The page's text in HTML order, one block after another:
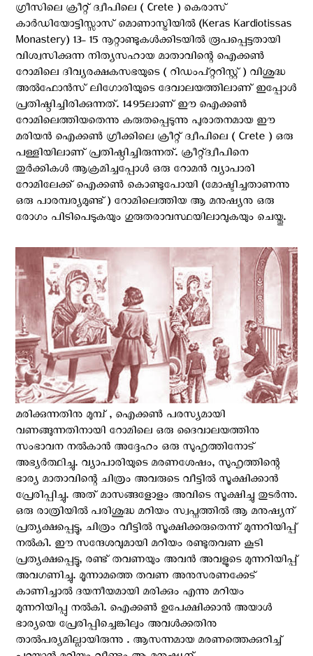
ഗ്രീസിലെ ക്രീറ്റ് ദ്വീപിലെ ( Crete ) കെരാസ്
കാർഡിയോട്ടിസ്സാസ് മൊണാസ്ട്രിയിൽ (Keras Kardiotissas
Monastery) 13- 15 നൂറ്റാണ്ടുകൾക്കിടയിൽ രൂപപ്പെട്ടതായി
വിശ്വസിക്കുന്ന നിത്യസഹായ മാതാവിന്റെ ഐക്കൺ
റോമിലെ ദിവ്യരക്ഷകസഭയുടെ ( റിഡംപ്റ്ററിസ്റ്റ് ) വിശുദ്ധ
അൽഫോൻസ് ലിഗോരിയുടെ ദേവാലയത്തിലാണ് ഇപ്പോൾ
പ്രതിഷ്ഠിച്ചിരിക്കുന്നത്. 1495ലാണ് ഈ ഐക്കൺ
റോമിലെത്തിയതെന്നു കരുതപ്പെടുന്നു പുരാതനമായ ഈ
മരിയൻ ഐക്കൺ ഗ്രീക്കിലെ ക്രീറ്റ് ദ്വീപിലെ ( Crete ) ഒരു
പള്ളിയിലാണ് പ്രതിഷ്ഠിച്ചിരുന്നത്. ക്രീറ്റ്ദ്വീപിനെ
തുർക്കികൾ ആക്രമിച്ചപ്പോൾ ഒരു റോമൻ വ്യാപാരി
റോമിലേക്ക് ഐക്കൺ കൊണ്ടുപോയി (മോഷ്ടിച്ചതാണന്നു
ഒരു പാരമ്പര്യമുണ്ട്) റോമിലെത്തിയ ആ മനുഷ്യനു ഒരു
രോഗം പിടിപെടുകയും ഗുരുതരാവസ്ഥയിലാവുകയും ചെയ്തു.
മരിക്കുന്നതിനു മുമ്പ് , ഐക്കൺ പരസ്യമായി
വണങ്ങുന്നതിനായി റോമിലെ ഒരു ദൈവാലയത്തിനു
സംഭാവന നൽകാൻ അദ്ദേഹം ഒരു സുഹൃത്തിനോട്
അഭ്യർത്ഥിച്ചു. വ്യാപാരിയുടെ മരണശേഷം, സുഹൃത്തിന്റെ
ഭാര്യ മാതാവിന്റെ ചിത്രം അവരുടെ വീട്ടിൽ സൂക്ഷിക്കാൻ
പ്രേരിപ്പിച്ചു. അത് മാസങ്ങളോളം അവിടെ സൂക്ഷിച്ചു തുടർന്നു.
ഒരു രാത്രിയിൽ പരിശുദ്ധ മറിയം സ്വപ്നത്തിൽ ആ മനുഷ്യന്
പ്രത്യക്ഷപ്പെട്ടു, ചിത്രം വീട്ടിൽ സൂക്ഷിക്കരുതെന്ന് മുന്നറിയിപ്പ്
നൽകി. ഈ സന്ദേശവുമായി മറിയം രണ്ടുതവണ കൂടി
പ്രത്യക്ഷപ്പെട്ടു, രണ്ട് തവണയും അവൻ അവളുടെ മുന്നറിയിപ്പ്
അവഗണിച്ചു. മൂന്നാമത്തെ തവണ അനുസരണക്കേട്
കാണിച്ചാൽ ദയനീയമായി മരിക്കും എന്നു മറിയം
മുന്നറിയിപ്പു നൽകി. ഐക്കൺ ഉപേക്ഷിക്കാൻ അയാൾ
ഭാര്യയെ പ്രേരിപ്പിച്ചെങ്കിലും അവൾക്കതിനു
താൽപര്യമില്ലായിരുന്നു . ആസന്നമായ മരണത്തെക്കുറിച്ച്